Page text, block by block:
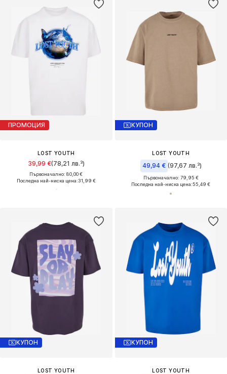
ПРОМОЦИЯ
LOST YOUTH
39,99 €(78,21 лв.³)
Първоначално: 80,00 €
Последна най-ниска цена:31,99 €
КУПОН
LOST YOUTH
49,94 € (97,67 лв.³)
Първоначално: 79,95 €
Последна най-ниска цена:55,49 €
КУПОН
LOST YOUTH
КУПОН
LOST YOUTH